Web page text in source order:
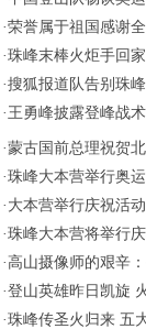
·荣誉属于祖国感谢
·珠峰末棒火炬手回
·搜狐报道队告别珠
· 王勇峰披露登峰战
·蒙古国前总理祝贺
·珠峰大本营举行奥
· 大本营举行庆祝活
·珠峰大本营将举行
· 高山摄像师的艰辛
·登山英雄昨日凯旋
·珠峰传圣火归来 五